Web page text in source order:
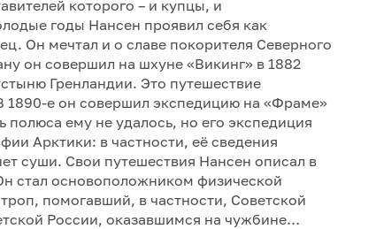
которого – и купцы, и
годы Нансен проявил себя как
Он мечтал и о славе покорителя Северного
он совершил на шхуне «Викинг» в 1882
Гренландии. Это путешествие
1890-е он совершил экспедицию на «Фраме»
ему не удалось, но его экспедиция
Арктики: в частности, её сведения
суши. Свои путешествия Нансен описал в
стал основоположником физической
помогавший, в частности, Советской
России, оказавшимся на чужбине…